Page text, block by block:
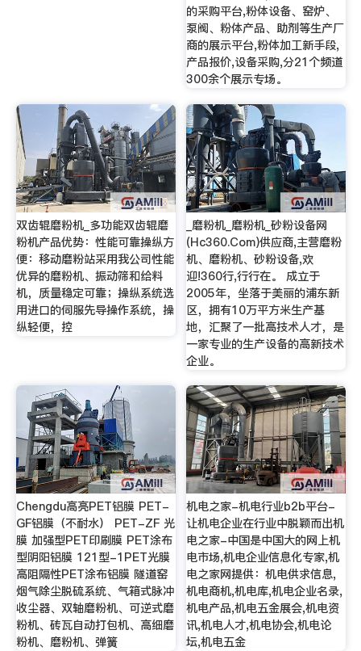
的采购平台,粉体设备、窑炉、
泵阀、粉体产品、助剂等生产厂
商的展示平台,粉体加工新手段,
产品报价,设备采购,分21个频道
300余个展示专场。
双齿辊磨粉机_多功能双齿辊磨
粉机产品优势：性能可靠操纵方
便：移动磨粉站采用我公司性能
优异的磨粉机、振动筛和给料
机，质量稳定可靠；操纵系统选
用进口的伺服先导操作系统，操
纵轻便，控
_磨粉机_磨粉机_砂粉设备网
(Hc360.Com)供应商,主营磨粉
机、磨粉机、砂粉设备,欢
迎!360行,行行在。 成立于
2005年，坐落于美丽的浦东新
区，拥有10万平方米生产基
地，汇聚了一批高技术人才，是
一家专业的生产设备的高新技术
企业。
Chengdu高亮PET铝膜 PET-
GF铝膜（不耐水） PET-ZF 光
膜 加强型PET印刷膜 PET涂布
型阴阳铝膜 121型-1PET光膜
高阻隔性PET涂布铝膜 隧道窑
烟气除尘脱硫系统、气箱式脉冲
收尘器、双轴磨粉机、可逆式磨
粉机、砖瓦自动打包机、高细磨
粉机、磨粉机、弹簧
机电之家-机电行业b2b平台-
让机电企业在行业中脱颖而出机
电之家-中国是中国大的网上机
电市场,机电企业信息化专家,机
电之家网提供：机电供求信息,
机电商机,机电库,机电企业名录,
机电产品,机电五金展会,机电资
讯,机电人才,机电协会,机电论
坛,机电五金